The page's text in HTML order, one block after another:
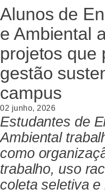
Alunos de
e Ambiental
projetos que
gestão
campus
02 junho, 2026
Estudantes de
Ambiental
como
trabalho, uso
coleta seletiva